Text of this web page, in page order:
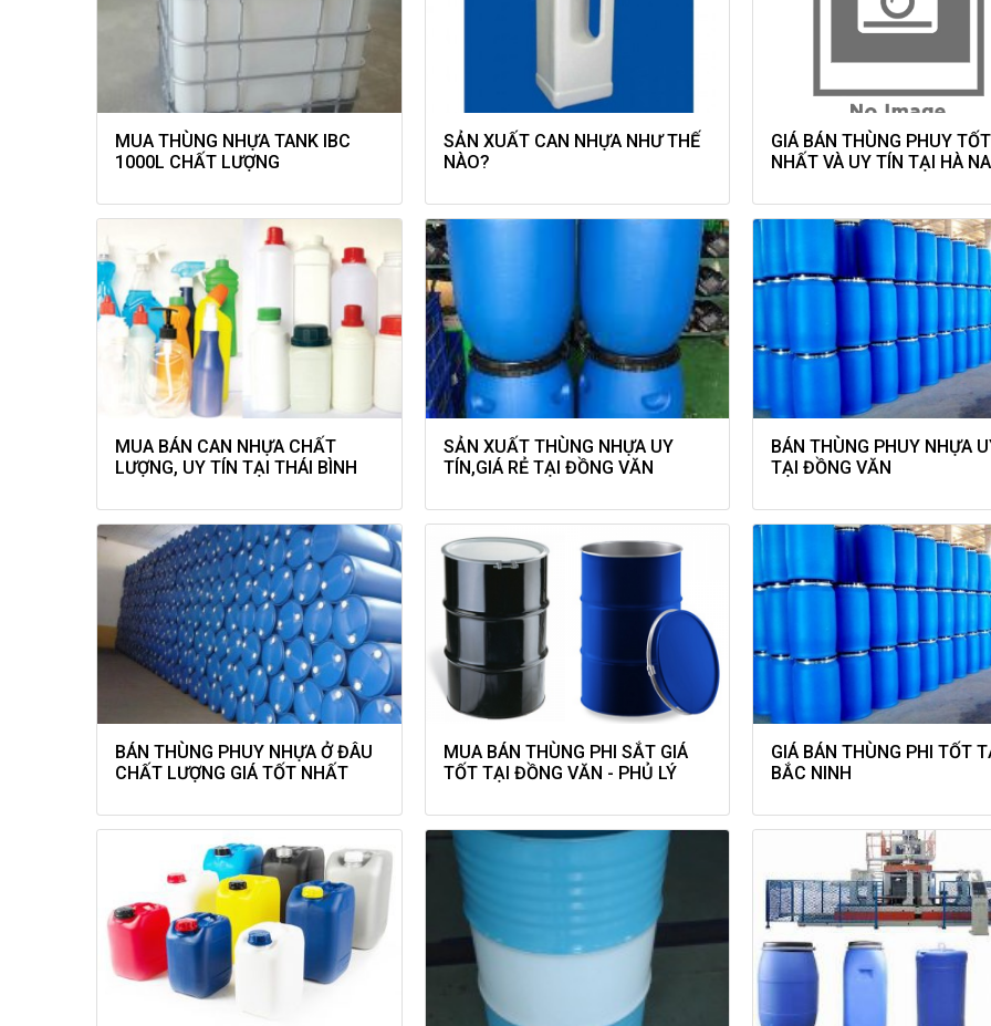
MUA THÙNG NHỰA TANK IBC
1000L CHẤT LƯỢNG
MUA BÁN CAN NHỰA CHẤT
LƯỢNG, UY TÍN TẠI THÁI BÌNH
BÁN THÙNG PHUY NHỰA Ở ĐÂU
CHẤT LƯỢNG GIÁ TỐT NHẤT
SẢN XUẤT CAN NHỰA NHƯ THẾ
NÀO?
SẢN XUẤT THÙNG NHỰA UY
TÍN,GIÁ RẺ TẠI ĐỒNG VĂN
MUA BÁN THÙNG PHI SẮT GIÁ
TỐT TẠI ĐỒNG VĂN - PHỦ LÝ
GIÁ BÁN THÙNG PHUY TỐT
NHẤT VÀ UY TÍN TẠI HÀ
BÁN THÙNG PHUY NHỰA
TẠI ĐỒNG VĂN
GIÁ BÁN THÙNG PHI TỐT
BẮC NINH